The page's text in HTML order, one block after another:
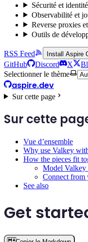
Sécurité et identité
Observabilité et
Reverse proxies
Outils de
RSS Feed Install Aspire
GitHub Discord X
Selectionner le thème
aspire.dev
Sur cette page
Sur cette
Vue d’ensemble
Why use Valkey
How the pieces fit
Model
Connect from
See also
Get